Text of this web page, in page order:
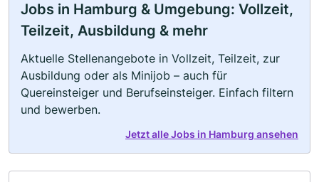
Jobs in Hamburg & Umgebung: Vollzeit,
Teilzeit, Ausbildung & mehr
Aktuelle Stellenangebote in Vollzeit, Teilzeit, zur
Ausbildung oder als Minijob – auch für
Quereinsteiger und Berufseinsteiger. Einfach filtern
und bewerben.
Jetzt alle Jobs in Hamburg ansehen